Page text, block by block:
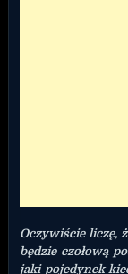
Oczywiście liczę,
będzie czołową
jaki pojedynek